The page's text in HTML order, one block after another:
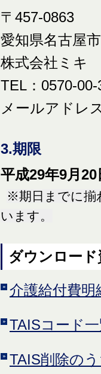
〒457-0863
愛知県名古屋
株式会社ミ
TEL：0570-00-
メールアドレ
3.期限
平成29年9月
※期日までに揃
います。
ダウンロー
介護給付費明
TAISコード
TAIS削除の